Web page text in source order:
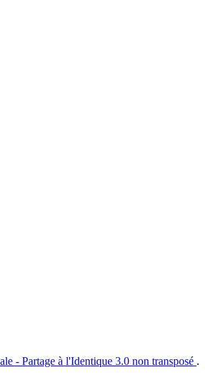
- Partage à l'Identique 3.0 non transposé .